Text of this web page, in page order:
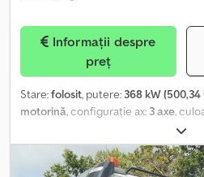
preț
Stare:folosit, putere: 368 kW (500,34
motorină, configurație ax: 3 axe,
, An
comandă TITLU: IVECO TRAKKER T-
CAROSERIE AMOVIBILĂ, SUSPENSIE